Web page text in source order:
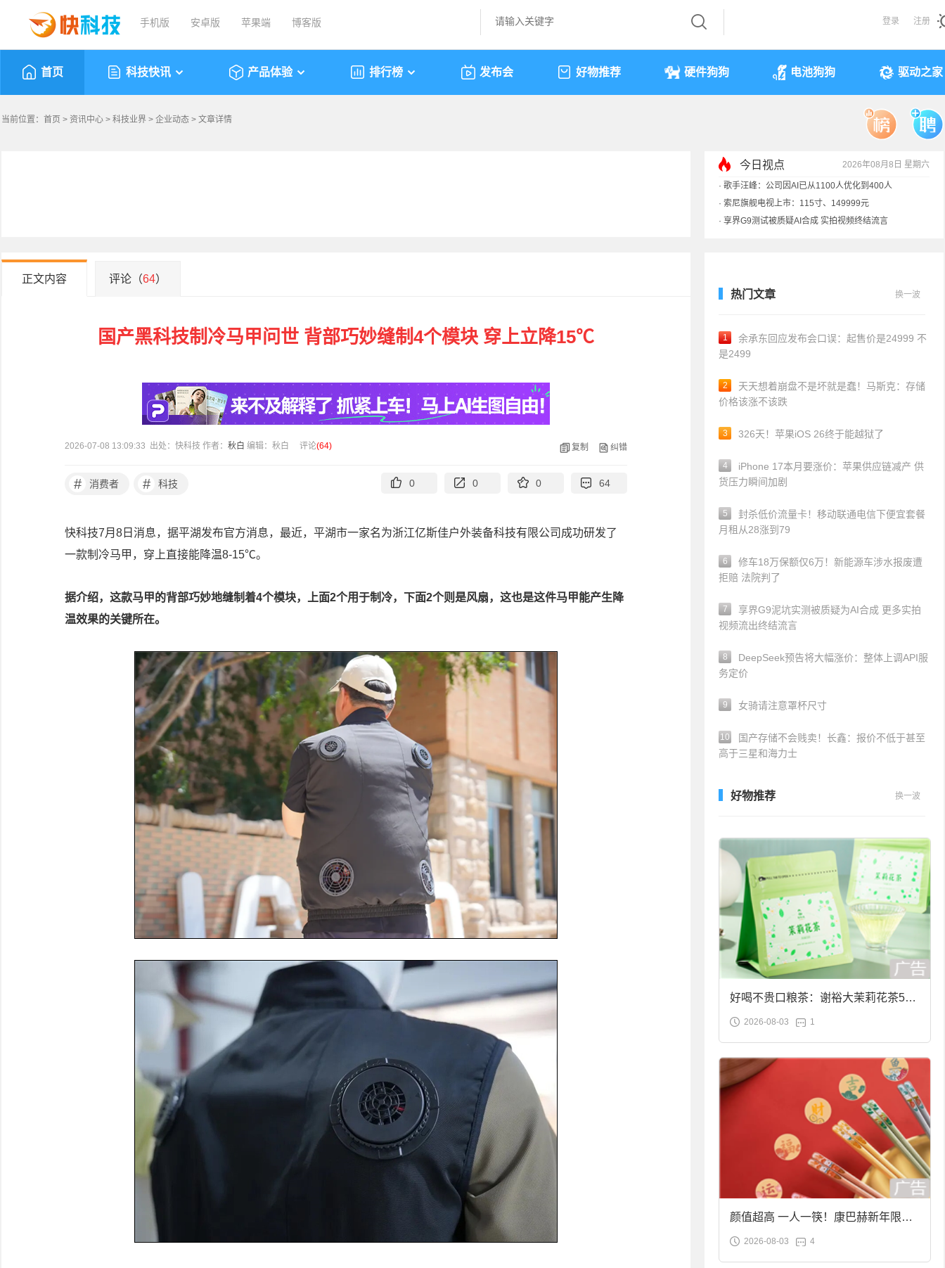
手机版 安卓版 苹果端 博客版 登录 注册
首页 科技快讯 产品体验 排行榜 发布会 好物推荐 硬件狗狗 电池狗狗 驱动之家
当前位置： 首页 > 资讯中心 > 科技业界 > 企业动态 > 文章详情
今日视点 2026年08月8日 星期六
· 歌手汪峰：公司因AI已从1100人优化到400人
· 索尼旗舰电视上市：115寸、149999元
· 享界G9测试被质疑AI合成 实拍视频终结流言
正文内容 评论（64）
国产黑科技制冷马甲问世 背部巧妙缝制4个模块 穿上立降15℃
2026-07-08 13:09:33 出处：快科技 作者： 秋白 编辑：秋白 评论(64) 复制 纠错
# 消费者 # 科技 0 0 0 64
快科技7月8日消息，据平湖发布官方消息，最近，平湖市一家名为浙江亿斯佳户外装备科技有限公司成功研发了
一款制冷马甲，穿上直接能降温8-15℃。
据介绍，这款马甲的背部巧妙地缝制着4个模块，上面2个用于制冷，下面2个则是风扇，这也是这件马甲能产生降
温效果的关键所在。
热门文章 换一波
1
余承东回应发布会口误：起售价是24999 不
是2499
2
天天想着崩盘不是坏就是蠢！马斯克：存储
价格该涨不该跌
3 326天！苹果iOS 26终于能越狱了
4
iPhone 17本月要涨价：苹果供应链减产 供
货压力瞬间加剧
5
封杀低价流量卡！移动联通电信下便宜套餐
月租从28涨到79
6
修车18万保额仅6万！新能源车涉水报废遭
拒赔 法院判了
7
享界G9泥坑实测被质疑为AI合成 更多实拍
视频流出终结流言
8
DeepSeek预告将大幅涨价：整体上调API服
务定价
9 女骑请注意罩杯尺寸
10
国产存储不会贱卖！长鑫：报价不低于甚至
高于三星和海力士
好物推荐 换一波
好喝不贵口粮茶：谢裕大茉莉花茶50g
袋装9.9元到手
2026-08-03 1
颜值超高 一人一筷！康巴赫新年限定
合金筷子大促：19.9元
2026-08-03 4